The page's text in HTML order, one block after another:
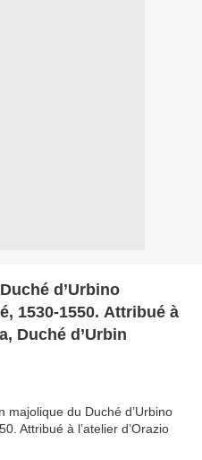
d’Urbino
1530-1550. Attribué à
Duché d’Urbin